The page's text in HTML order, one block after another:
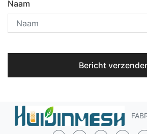
Naam
Bericht